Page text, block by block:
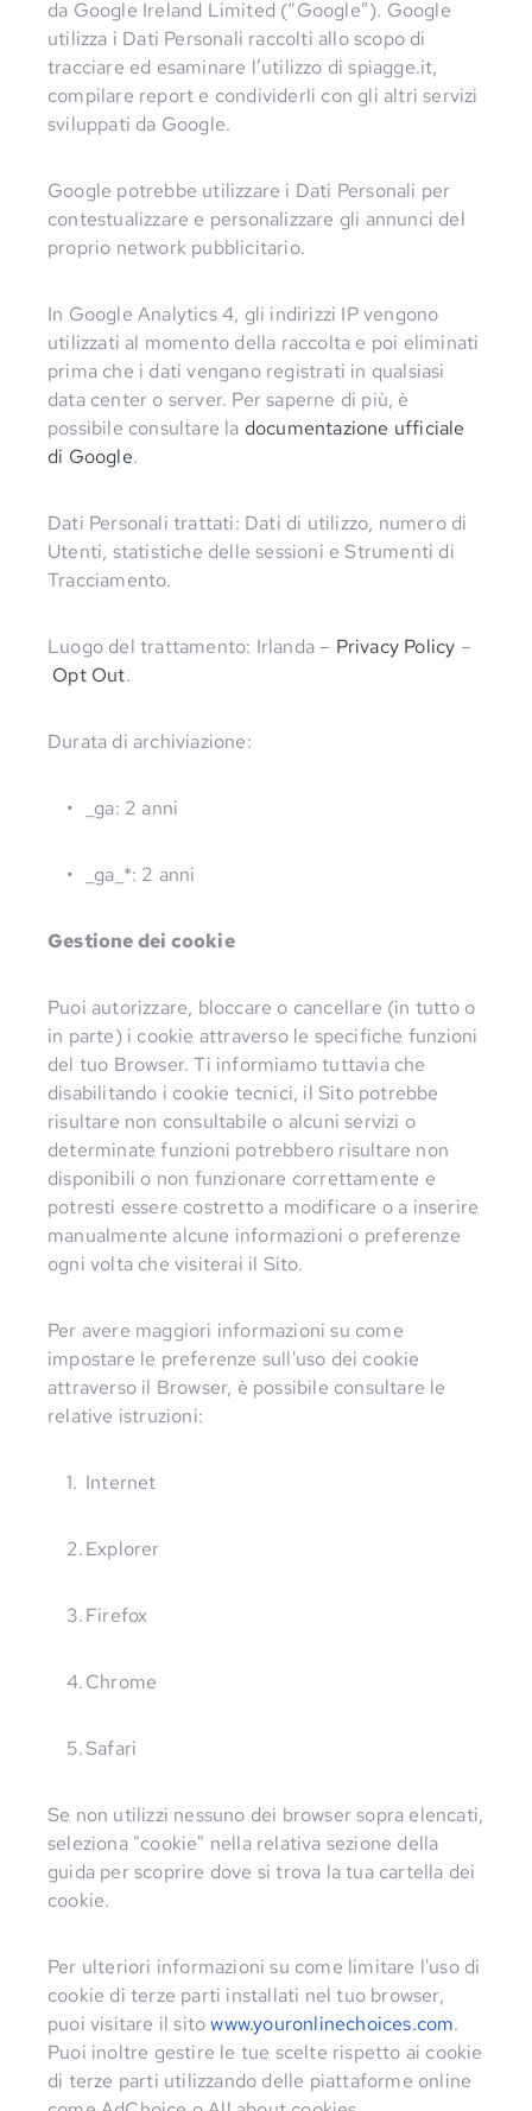
da Google Ireland Limited (“Google”). Google
utilizza i Dati Personali raccolti allo scopo di
tracciare ed esaminare l’utilizzo di spiagge.it,
compilare report e condividerli con gli altri servizi
sviluppati da Google.
Google potrebbe utilizzare i Dati Personali per
contestualizzare e personalizzare gli annunci del
proprio network pubblicitario.
In Google Analytics 4, gli indirizzi IP vengono
utilizzati al momento della raccolta e poi eliminati
prima che i dati vengano registrati in qualsiasi
data center o server. Per saperne di più, è
possibile consultare la documentazione ufficiale
di Google.
Dati Personali trattati: Dati di utilizzo, numero di
Utenti, statistiche delle sessioni e Strumenti di
Tracciamento.
Luogo del trattamento: Irlanda – Privacy Policy –
Opt Out.
Durata di archiviazione:
_ga: 2 anni
_ga_*: 2 anni
Gestione dei cookie
Puoi autorizzare, bloccare o cancellare (in tutto o
in parte) i cookie attraverso le specifiche funzioni
del tuo Browser. Ti informiamo tuttavia che
disabilitando i cookie tecnici, il Sito potrebbe
risultare non consultabile o alcuni servizi o
determinate funzioni potrebbero risultare non
disponibili o non funzionare correttamente e
potresti essere costretto a modificare o a inserire
manualmente alcune informazioni o preferenze
ogni volta che visiterai il Sito.
Per avere maggiori informazioni su come
impostare le preferenze sull'uso dei cookie
attraverso il Browser, è possibile consultare le
relative istruzioni:
Internet
Explorer
Firefox
Chrome
Safari
Se non utilizzi nessuno dei browser sopra elencati,
seleziona "cookie" nella relativa sezione della
guida per scoprire dove si trova la tua cartella dei
cookie.
Per ulteriori informazioni su come limitare l'uso di
cookie di terze parti installati nel tuo browser,
puoi visitare il sitowww.youronlinechoices.com.
Puoi inoltre gestire le tue scelte rispetto ai cookie
di terze parti utilizzando delle piattaforme online